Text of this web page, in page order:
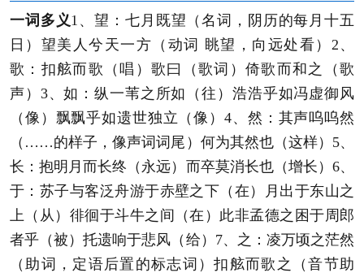
一词多义1、望：七月既望（名词，阴历的每月十五
日）望美人兮天一方（动词 眺望，向远处看）2、
歌：扣舷而歌（唱）歌曰（歌词）倚歌而和之（歌
声）3、如：纵一苇之所如（往）浩浩乎如冯虚御风
（像）飘飘乎如遗世独立（像）4、然：其声呜呜然
（……的样子，像声词词尾）何为其然也（这样）5、
长：抱明月而长终（永远）而卒莫消长也（增长）6、
于：苏子与客泛舟游于赤壁之下（在）月出于东山之
上（从）徘徊于斗牛之间（在）此非孟德之困于周郎
者乎（被）托遗响于悲风（给）7、之：凌万顷之茫然
（助词，定语后置的标志词）扣舷而歌之（音节助